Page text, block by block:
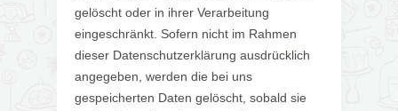
gelöscht oder in ihrer Verarbeitung
eingeschränkt. Sofern nicht im Rahmen
dieser Datenschutzerklärung ausdrücklich
angegeben, werden die bei uns
gespeicherten Daten gelöscht, sobald sie